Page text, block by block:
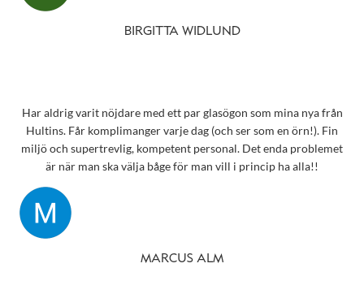
Snart behöver jag boka tid för en synundersökning och jag vet
BIRGITTA WIDLUND
Har aldrig varit nöjdare med ett par glasögon som mina nya från
Hultins. Får komplimanger varje dag (och ser som en örn!). Fin
miljö och supertrevlig, kompetent personal. Det enda problemet
är när man ska välja båge för man vill i princip ha alla!!
MARCUS ALM